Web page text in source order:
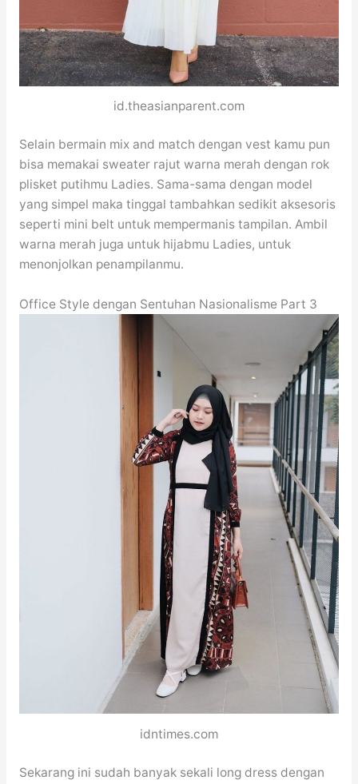
id.theasianparent.com
Selain bermain mix and match dengan vest kamu pun
bisa memakai sweater rajut warna merah dengan rok
plisket putihmu Ladies. Sama-sama dengan model
yang simpel maka tinggal tambahkan sedikit aksesoris
seperti mini belt untuk mempermanis tampilan. Ambil
warna merah juga untuk hijabmu Ladies, untuk
menonjolkan penampilanmu.
Office Style dengan Sentuhan Nasionalisme Part 3
idntimes.com
Sekarang ini sudah banyak sekali long dress dengan